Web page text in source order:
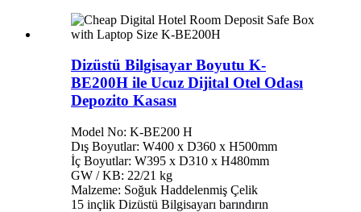
Dizüstü Bilgisayar Boyutu K-
BE200H ile Ucuz Dijital Otel Odası
Depozito Kasası
Model No: K-BE200 H
Dış Boyutlar: W400 x D360 x H500mm
İç Boyutlar: W395 x D310 x H480mm
GW / KB: 22/21 kg
Malzeme: Soğuk Haddelenmiş Çelik
15 inçlik Dizüstü Bilgisayarı barındırın